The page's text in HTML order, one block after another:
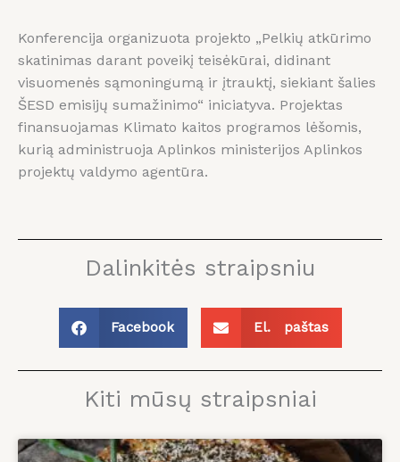
Konferencija organizuota projekto „Pelkių atkūrimo
skatinimas darant poveikį teisėkūrai, didinant
visuomenės sąmoningumą ir įtrauktį, siekiant šalies
ŠESD emisijų sumažinimo“ iniciatyva. Projektas
finansuojamas Klimato kaitos programos lėšomis,
kurią administruoja Aplinkos ministerijos Aplinkos
projektų valdymo agentūra.
Dalinkitės straipsniu
Facebook El. paštas
Kiti mūsų straipsniai